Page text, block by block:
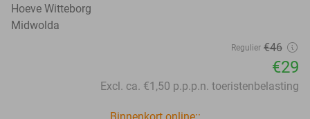
Hoeve Witteborg
Midwolda
Regulier €46
€29
Excl. ca. €1,50 p.p.p.n. toeristenbelasting